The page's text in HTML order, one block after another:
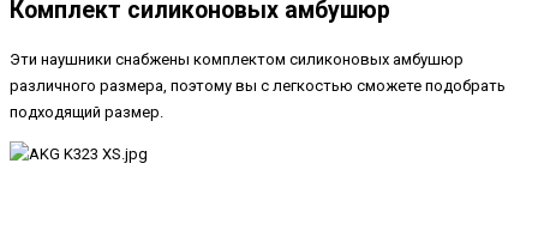
Комплект силиконовых амбушюр
Эти наушники снабжены комплектом силиконовых амбушюр
различного размера, поэтому вы с легкостью сможете подобрать
подходящий размер.